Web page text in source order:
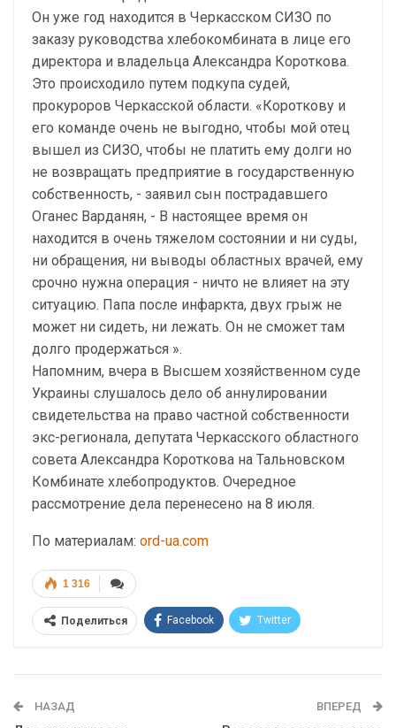
Он уже год находится в Черкасском СИЗО по
заказу руководства хлебокомбината в лице его
директора и владельца Александра Короткова.
Это происходило путем подкупа судей,
прокуроров Черкасской области. «Короткову и
его команде очень не выгодно, чтобы мой отец
вышел из СИЗО, чтобы не платить ему долги но
не возвращать предприятие в государственную
собственность, - заявил сын пострадавшего
Оганес Варданян, - В настоящее время он
находится в очень тяжелом состоянии и ни суды,
ни обращения, ни выводы областных врачей, ему
срочно нужна операция - ничто не влияет на эту
ситуацию. Папа после инфаркта, двух грыж не
может ни сидеть, ни лежать. Он не сможет там
долго продержаться ».
Напомним, вчера в Высшем хозяйственном суде
Украины слушалось дело об аннулировании
свидетельства на право частной собственности
экс-регионала, депутата Черкасского областного
совета Александра Короткова на Тальновском
Комбинате хлебопродуктов. Очередное
рассмотрение дела перенесено на 8 июля.
По материалам: ord-ua.com
1 316
Поделиться Facebook Twitter
НАЗАД ВПЕРЕД